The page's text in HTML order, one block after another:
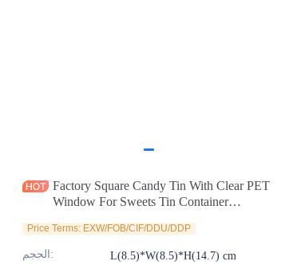
Factory Square Candy Tin With Clear PET
Window For Sweets Tin Container
Price Terms: EXW/FOB/CIF/DDU/DDP
الحجم : L(8.5)*W(8.5)*H(14.7) cm